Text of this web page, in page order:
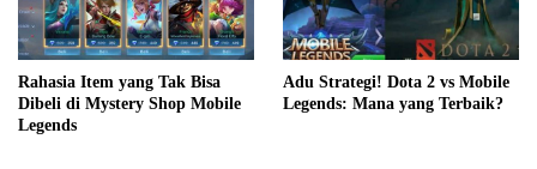
Rahasia Item yang Tak Bisa
Dibeli di Mystery Shop Mobile
Legends
Adu Strategi! Dota 2 vs Mobile
Legends: Mana yang Terbaik?